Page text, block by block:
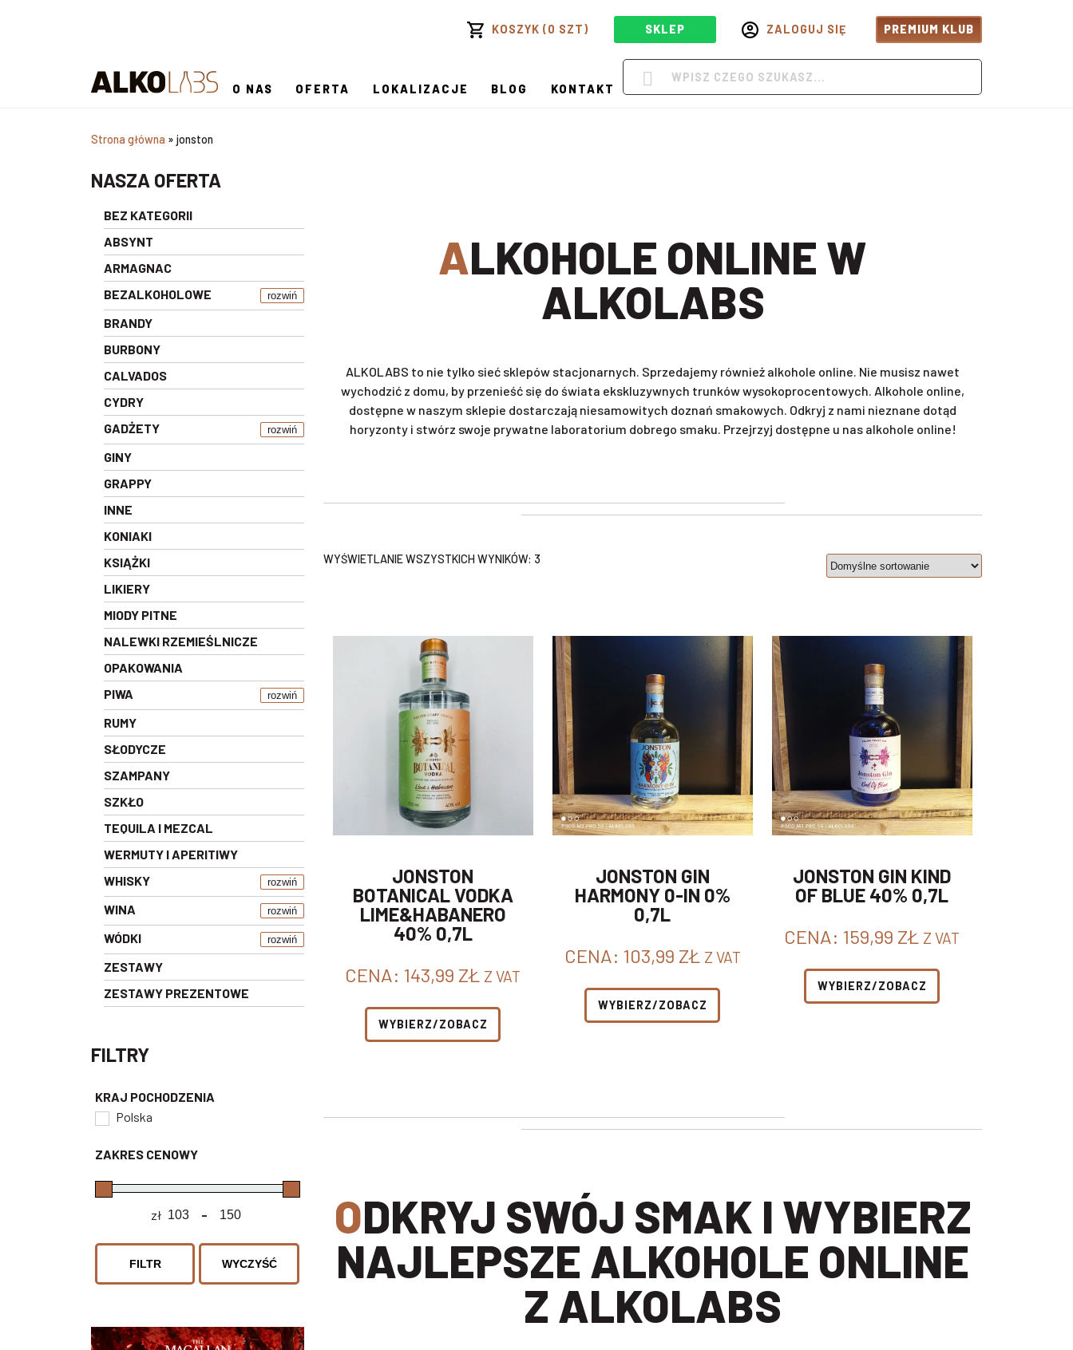
KOSZYK (0 SZT) SKLEP ZALOGUJ SIĘ PREMIUM KLUB
O NAS OFERTA LOKALIZACJE BLOG KONTAKT
Strona główna » jonston
NASZA OFERTA
BEZ KATEGORII
ABSYNT
ARMAGNAC
BEZALKOHOLOWE
rozwiń
BRANDY
BURBONY
CALVADOS
CYDRY
GADŻETY
rozwiń
GINY
GRAPPY
INNE
KONIAKI
KSIĄŻKI
LIKIERY
MIODY PITNE
NALEWKI RZEMIEŚLNICZE
OPAKOWANIA
PIWA
rozwiń
RUMY
SŁODYCZE
SZAMPANY
SZKŁO
TEQUILA I MEZCAL
WERMUTY I APERITIWY
WHISKY
rozwiń
WINA rozwiń
WÓDKI rozwiń
ZESTAWY
ZESTAWY PREZENTOWE
FILTRY
KRAJ POCHODZENIA
Polska
ZAKRES CENOWY
zł Minimum Price
-
Maximum Price
FILTR WYCZYŚĆ
ALKOHOLE ONLINE W
ALKOLABS
ALKOLABS to nie tylko sieć sklepów stacjonarnych. Sprzedajemy również alkohole online. Nie musisz nawet
wychodzić z domu, by przenieść się do świata ekskluzywnych trunków wysokoprocentowych. Alkohole online,
dostępne w naszym sklepie dostarczają niesamowitych doznań smakowych. Odkryj z nami nieznane dotąd
horyzonty i stwórz swoje prywatne laboratorium dobrego smaku. Przejrzyj dostępne u nas alkohole online!
WYŚWIETLANIE WSZYSTKICH WYNIKÓW: 3
JONSTON
BOTANICAL VODKA
LIME&HABANERO
40% 0,7L
CENA: 143,99 ZŁ Z VAT
WYBIERZ/ZOBACZ
JONSTON GIN
HARMONY 0-IN 0%
0,7L
CENA: 103,99 ZŁ Z VAT
WYBIERZ/ZOBACZ
JONSTON GIN KIND
OF BLUE 40% 0,7L
CENA: 159,99 ZŁ Z VAT
WYBIERZ/ZOBACZ
ODKRYJ SWÓJ SMAK I WYBIERZ
NAJLEPSZE ALKOHOLE ONLINE
Z ALKOLABS